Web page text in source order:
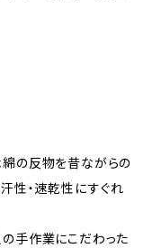
の反物を昔ながらの
性・速乾性にすぐれ
手作業にこだわった